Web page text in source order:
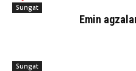
Sungat
Emin
Sungat